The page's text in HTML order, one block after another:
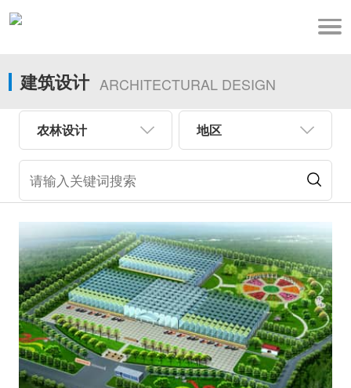
建筑设计 ARCHITECTURAL DESIGN
农林设计 地区